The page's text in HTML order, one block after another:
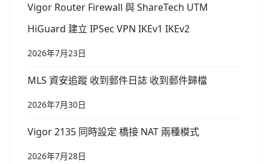
Vigor Router Firewall 與 ShareTech UTM
HiGuard 建立 IPSec VPN IKEv1 IKEv2
2026年7月23日
MLS 資安追蹤 收到郵件日誌 收到郵件歸檔
2026年7月30日
Vigor 2135 同時設定 橋接 NAT 兩種模式
2026年7月28日